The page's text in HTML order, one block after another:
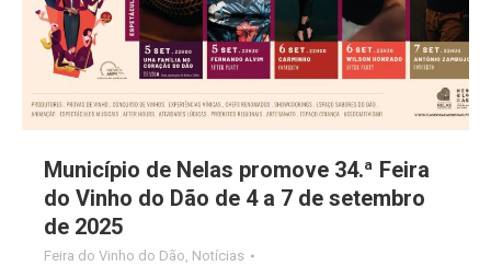
Município de Nelas promove 34.ª Feira
do Vinho do Dão de 4 a 7 de setembro
de 2025
Feira do Vinho do Dão, Notícias